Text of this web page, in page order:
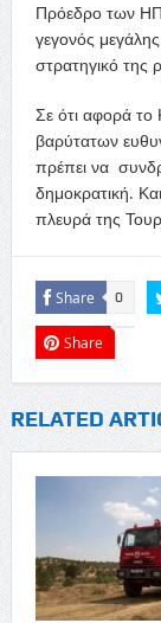
Πρόεδρο των
γεγονός
στρατηγικό της
Σε ότι αφορά
βαρύτατων
πρέπει να
δημοκρατική.
πλευρά της
Share 0
Share
RELATED